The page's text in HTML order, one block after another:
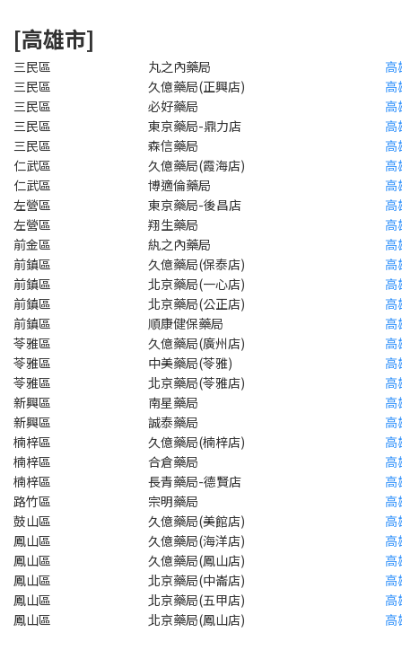
[高雄市]
三民區 丸之內藥局
高
三民區
久億藥局(正興店)
高
三民區
必好藥局
高
三民區
東京藥局-鼎力店
高
三民區
森信藥局
高
仁武區
久億藥局(霞海店)
高
仁武區
博適倫藥局
高
左營區
東京藥局-後昌店
高
左營區
翔生藥局
高
前金區
紈之內藥局
高
前鎮區
久億藥局(保泰店)
高
前鎮區
北京藥局(一心店)
高
前鎮區
北京藥局(公正店)
高
前鎮區
順康健保藥局
高
苓雅區
久億藥局(廣州店)
高
苓雅區
中美藥局(苓雅)
高
苓雅區
北京藥局(苓雅店)
高
新興區
南星藥局
高
新興區
誠泰藥局
高
楠梓區
久億藥局(楠梓店)
高
楠梓區
合倉藥局
高
楠梓區
長青藥局-德賢店
高
路竹區
宗明藥局
高
鼓山區
久億藥局(美館店)
高
鳳山區
久億藥局(海洋店)
高
鳳山區
久億藥局(鳳山店)
高
鳳山區
北京藥局(中崙店)
高
鳳山區
北京藥局(五甲店)
高
鳳山區
北京藥局(鳳山店) 高